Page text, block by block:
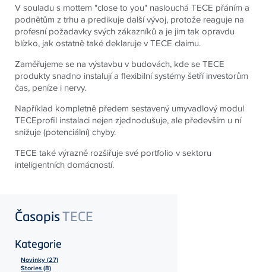
V souladu s mottem "close to you" naslouchá TECE přáním a
podnětům z trhu a predikuje další vývoj, protože reaguje na
profesní požadavky svých zákazníků a je jim tak opravdu
blízko, jak ostatně také deklaruje v TECE claimu.
Zaměřujeme se na výstavbu v budovách, kde se TECE
produkty snadno instalují a flexibilní systémy šetří investorům
čas, peníze i nervy.
Například kompletně předem sestavený umyvadlový modul
TECEprofil instalaci nejen zjednodušuje, ale především u ní
snižuje (potenciální) chyby.
TECE také výrazně rozšiřuje své portfolio v sektoru
inteligentních domácností.
ČasopisTECE
Kategorie
Novinky (27)
Stories (8)